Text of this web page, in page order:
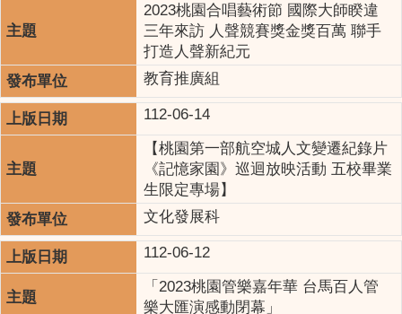
2023桃園合唱藝術節 國際大師睽違
三年來訪 人聲競賽獎金獎百萬 聯手
打造人聲新紀元
教育推廣組
112-06-14
【桃園第一部航空城人文變遷紀錄片
《記憶家園》巡迴放映活動 五校畢業
生限定專場】
文化發展科
112-06-12
「2023桃園管樂嘉年華 台馬百人管
樂大匯演感動閉幕」